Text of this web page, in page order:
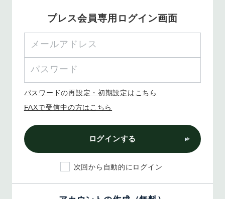
プレス会員専用ログイン画面
パスワードの再設定・初期設定はこちら
FAXで受信中の方はこちら
ログインする
次回から自動的にログイン